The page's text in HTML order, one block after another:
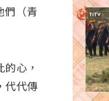
們（青
心，
代代傳